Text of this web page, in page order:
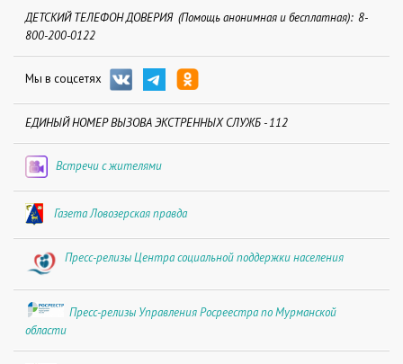
ДЕТСКИЙ ТЕЛЕФОН ДОВЕРИЯ (Помощь анонимная и бесплатная): 8-
800-200-0122
Мы в соцсетях
ЕДИНЫЙ НОМЕР ВЫЗОВА ЭКСТРЕННЫХ СЛУЖБ - 112
Встречи с жителями
Газета Ловозерская правда
Пресс-релизы Центра социальной поддержки населения
Пресс-релизы Управления Росреестра по Мурманской
области